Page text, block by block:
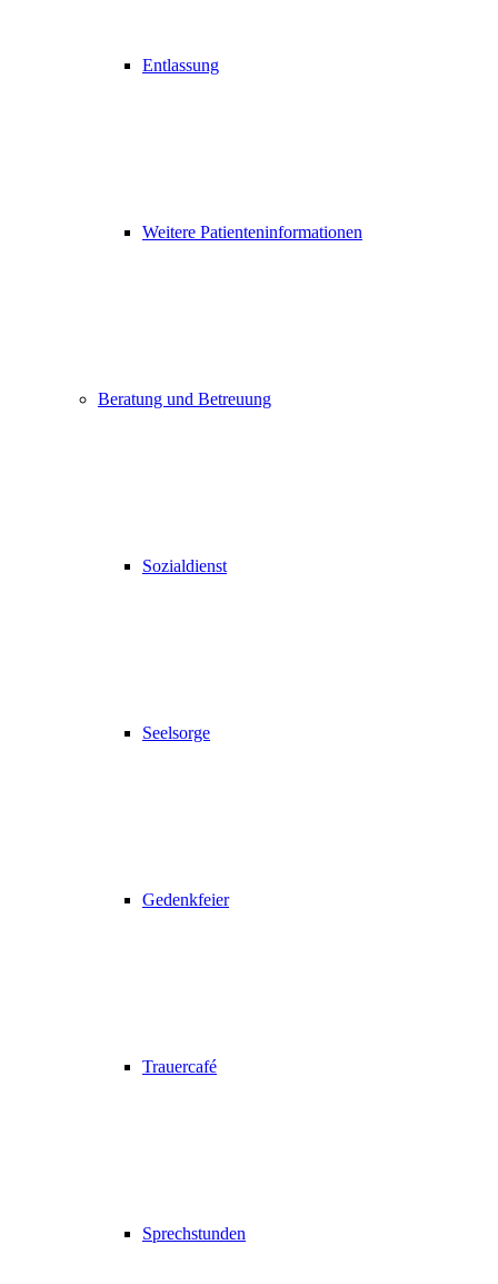
Entlassung
Weitere Patienteninformationen
Beratung und Betreuung
Sozialdienst
Seelsorge
Gedenkfeier
Trauercafé
Sprechstunden